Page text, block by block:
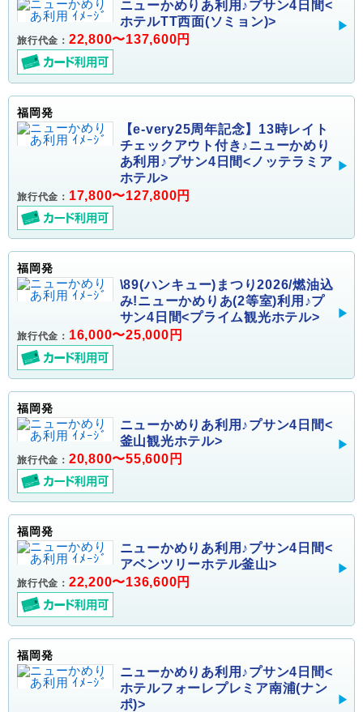
ニューかめりあ利用♪プサン4日間<
ホテルTT西面(ソミョン)>
旅行代金： 22,800〜137,600円
福岡発
【e-very25周年記念】13時レイト
チェックアウト付き♪ニューかめり
あ利用♪プサン4日間<ノッテラミア
ホテル>
旅行代金： 17,800〜127,800円
福岡発
\89(ハンキュー)まつり2026/燃油込
み!ニューかめりあ(2等室)利用♪プ
サン4日間<プライム観光ホテル>
旅行代金： 16,000〜25,000円
福岡発
ニューかめりあ利用♪プサン4日間<
釜山観光ホテル>
旅行代金： 20,800〜55,600円
福岡発
ニューかめりあ利用♪プサン4日間<
アベンツリーホテル釜山>
旅行代金： 22,200〜136,600円
福岡発
ニューかめりあ利用♪プサン4日間<
ホテルフォーレプレミア南浦(ナン
ポ)>